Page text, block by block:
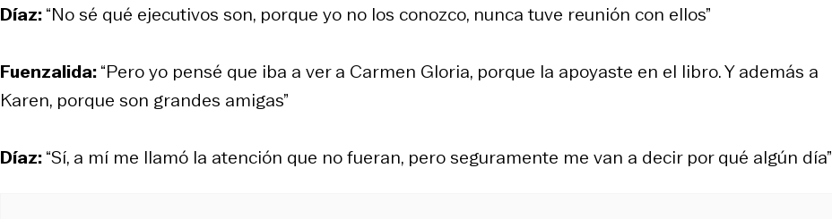
Díaz:“No sé qué ejecutivos son, porque yo no los conozco, nunca tuve reunión con ellos”
Fuenzalida:“Pero yo pensé que iba a ver a Carmen Gloria, porque la apoyaste en el libro. Y además a
Karen, porque son grandes amigas”
Díaz:“Sí, a mí me llamó la atención que no fueran, pero seguramente me van a decir por qué algún día”